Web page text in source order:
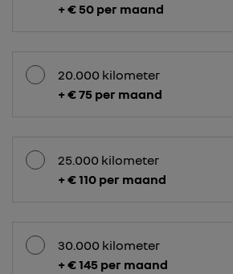
+ € 50 per maand
20.000 kilometer
+ € 75 per maand
25.000 kilometer
+ € 110 per maand
30.000 kilometer
+ € 145 per maand